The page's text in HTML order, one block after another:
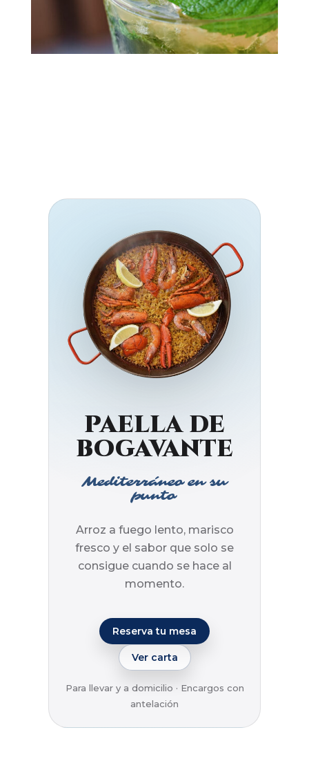
PAELLA DE
BOGAVANTE
Mediterráneo en su
punto
Arroz a fuego lento, marisco
fresco y el sabor que solo se
consigue cuando se hace al
momento.
Reserva tu mesa
Ver carta
Para llevar y a domicilio · Encargos con
antelación